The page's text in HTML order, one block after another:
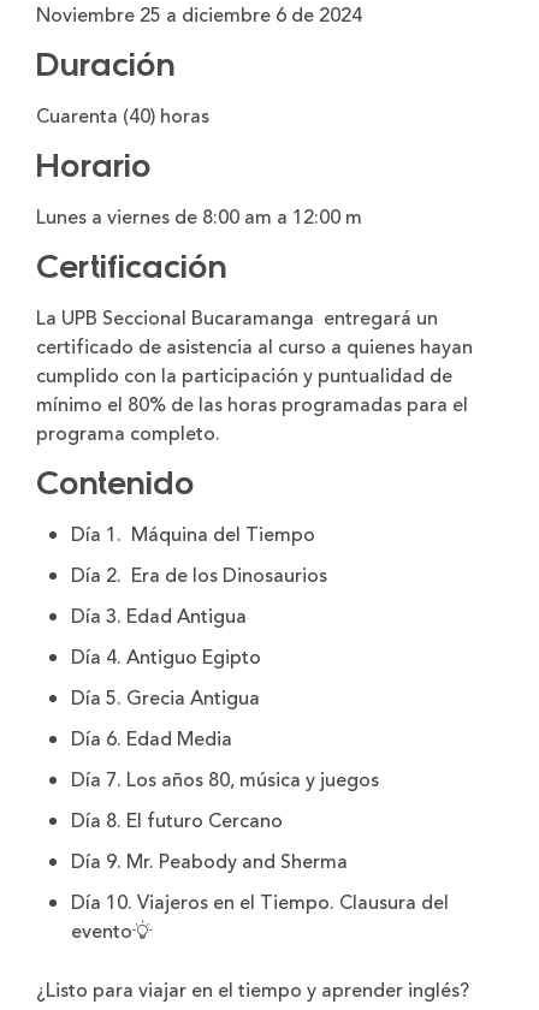
Noviembre 25 a diciembre 6 de 2024
Duración
Cuarenta (40) horas
Horario
Lunes a viernes de 8:00 am a 12:00 m
Certificación
La UPB Seccional Bucaramanga entregará un
certificado de asistencia al curso a quienes hayan
cumplido con la participación y puntualidad de
mínimo el 80% de las horas programadas para el
programa completo.
Contenido
Día 1. Máquina del Tiempo
Día 2. Era de los Dinosaurios
Día 3. Edad Antigua
Día 4. Antiguo Egipto
Día 5. Grecia Antigua
Día 6. Edad Media
Día 7. Los años 80, música y juegos
Día 8. El futuro Cercano
Día 9. Mr. Peabody and Sherma
Día 10. Viajeros en el Tiempo. Clausura del
evento
¿Listo para viajar en el tiempo y aprender inglés?